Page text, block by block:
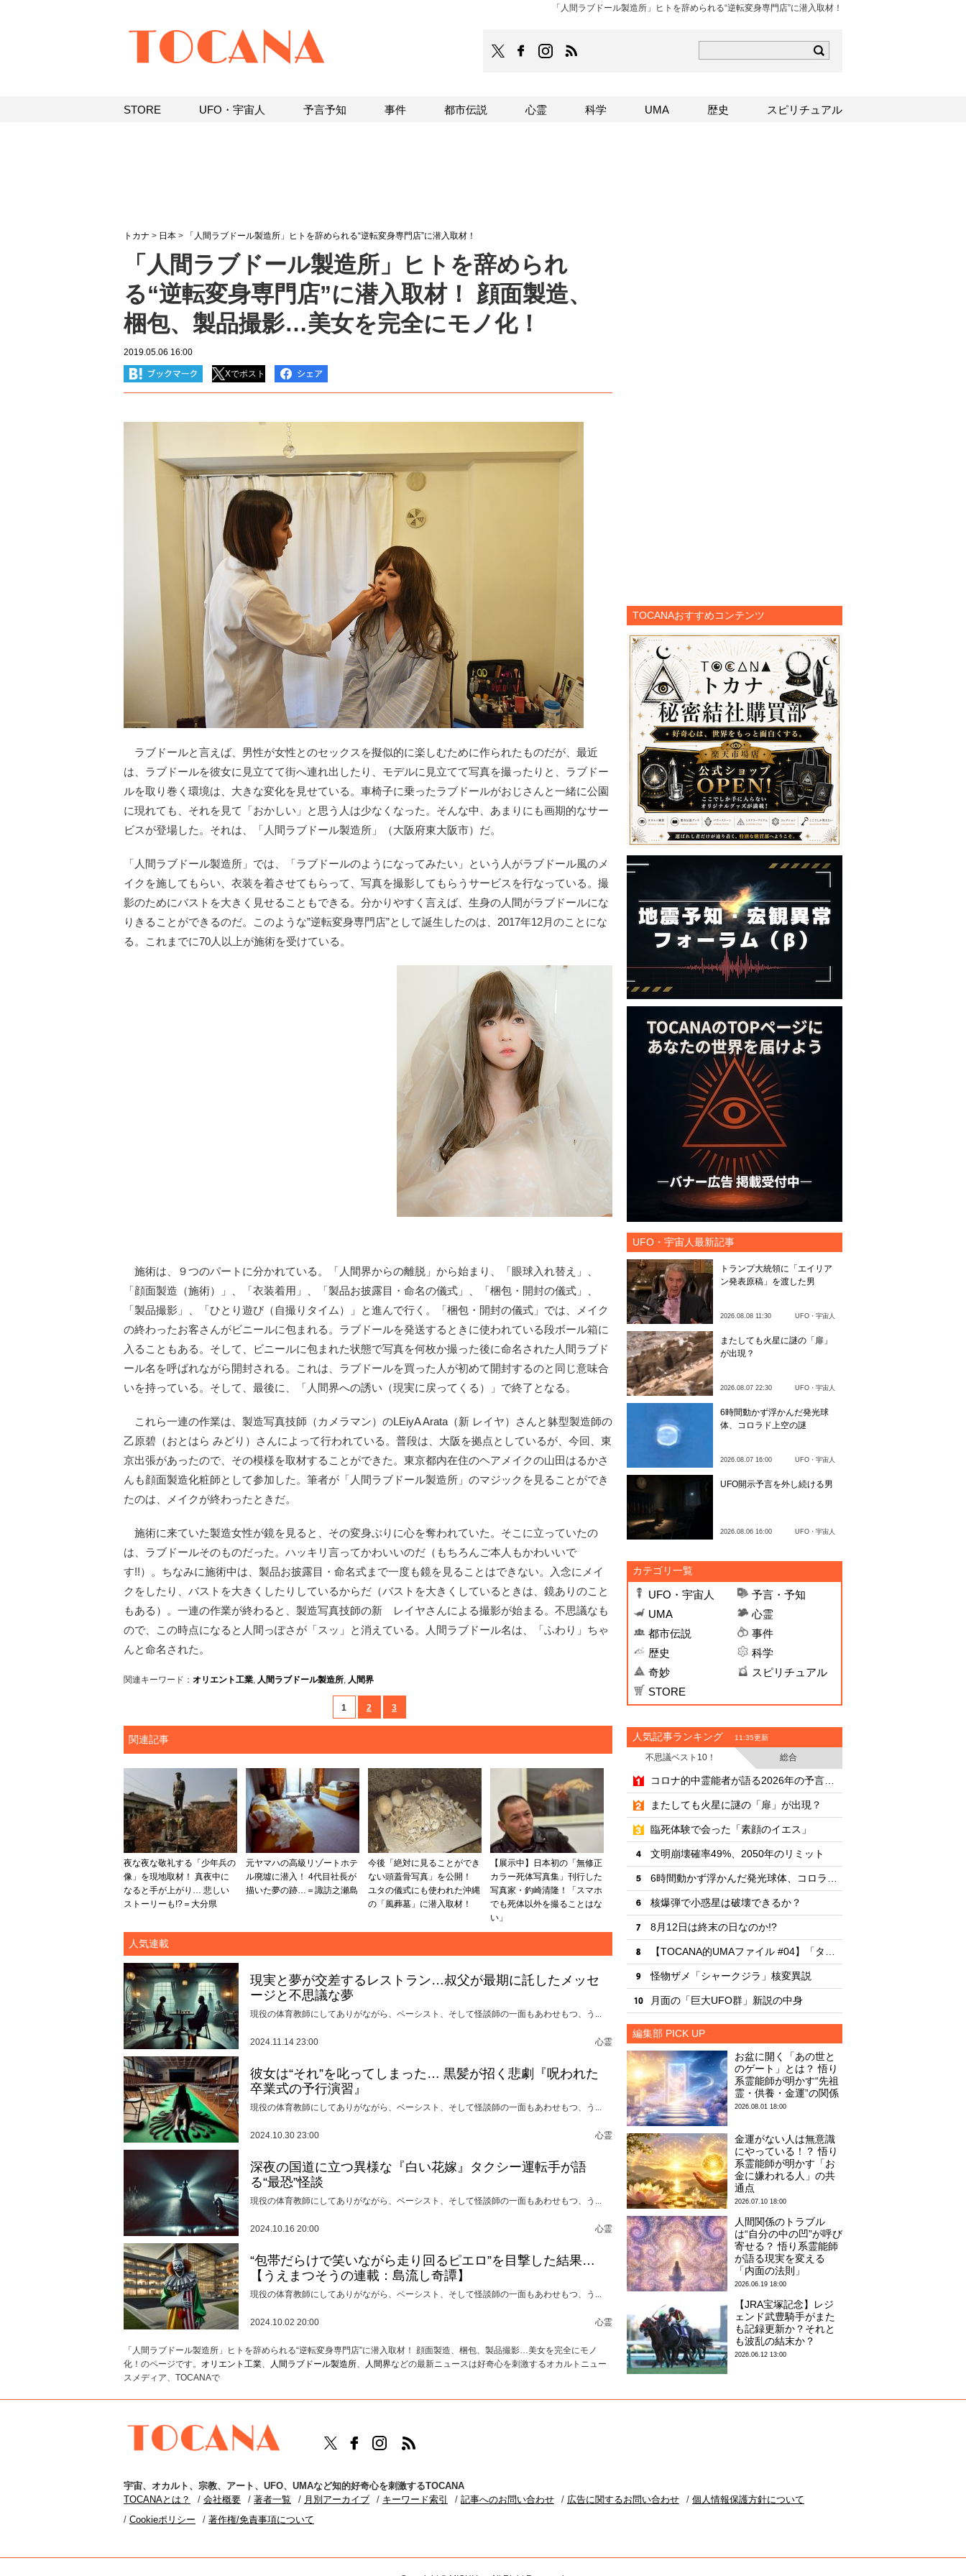
「人間ラブドール製造所」ヒトを辞められる“逆転変身専門店”に潜入取材！
TOCANAのFacebookはこちら
TOCANAのinstagramはこちら
トカナ > 日本 > 「人間ラブドール製造所」ヒトを辞められる“逆転変身専門店”に潜入取材！
「人間ラブドール製造所」ヒトを辞められ
る“逆転変身専門店”に潜入取材！ 顔面製造、
梱包、製品撮影…美女を完全にモノ化！
2019.05.06 16:00
Xでポスト
ラブドールと言えば、男性が女性とのセックスを擬似的に楽しむために作られたものだが、最近
は、ラブドールを彼女に見立てて街へ連れ出したり、モデルに見立てて写真を撮ったりと、ラブドー
ルを取り巻く環境は、大きな変化を見せている。車椅子に乗ったラブドールがおじさんと一緒に公園
に現れても、それを見て「おかしい」と思う人は少なくなった。そんな中、あまりにも画期的なサー
ビスが登場した。それは、「人間ラブドール製造所」（大阪府東大阪市）だ。
「人間ラブドール製造所」では、「ラブドールのようになってみたい」という人がラブドール風のメ
イクを施してもらい、衣装を着させてもらって、写真を撮影してもらうサービスを行なっている。撮
影のためにバストを大きく見せることもできる。分かりやすく言えば、生身の人間がラブドールにな
りきることができるのだ。このような”逆転変身専門店”として誕生したのは、2017年12月のことにな
る。これまでに70人以上が施術を受けている。
施術は、９つのパートに分かれている。「人間界からの離脱」から始まり、「眼球入れ替え」、
「顔面製造（施術）」、「衣装着用」、「製品お披露目・命名の儀式」、「梱包・開封の儀式」、
「製品撮影」、「ひとり遊び（自撮りタイム）」と進んで行く。「梱包・開封の儀式」では、メイク
の終わったお客さんがビニールに包まれる。ラブドールを発送するときに使われている段ボール箱に
入ることもある。そして、ビニールに包まれた状態で写真を何枚か撮った後に命名された人間ラブド
ール名を呼ばれながら開封される。これは、ラブドールを買った人が初めて開封するのと同じ意味合
いを持っている。そして、最後に、「人間界への誘い（現実に戻ってくる）」で終了となる。
これら一連の作業は、製造写真技師（カメラマン）のLEiyA Arata（新 レイヤ）さんと躰型製造師の
乙原碧（おとはら みどり）さんによって行われている。普段は、大阪を拠点としているが、今回、東
京出張があったので、その模様を取材することができた。東京都内在住のヘアメイクの山田はるかさ
んも顔面製造化粧師として参加した。筆者が「人間ラブドール製造所」のマジックを見ることができ
たのは、メイクが終わったときだ。
施術に来ていた製造女性が鏡を見ると、その変身ぶりに心を奪われていた。そこに立っていたの
は、ラブドールそのものだった。ハッキリ言ってかわいいのだ（もちろんご本人もかわいいで
す!!）。ちなみに施術中は、製品お披露目・命名式まで一度も鏡を見ることはできない。入念にメイ
クをしたり、バストを大きくしたりしているからだ（バストを大きくしているときは、鏡ありのこと
もある）。一連の作業が終わると、製造写真技師の新 レイヤさんによる撮影が始まる。不思議なも
ので、この時点になると人間っぽさが「スッ」と消えている。人間ラブドール名は、「ふわり」ちゃ
んと命名された。
関連キーワード： オリエント工業, 人間ラブドール製造所, 人間界
1 2 3
関連記事
夜な夜な敬礼する「少年兵の
像」を現地取材！ 真夜中に
なると手が上がり… 悲しい
ストーリーも!?＝大分県
元ヤマハの高級リゾートホテ
ル廃墟に潜入！ 4代目社長が
描いた夢の跡…＝諏訪之瀬島
今後「絶対に見ることができ
ない頭蓋骨写真」を公開！
ユタの儀式にも使われた沖縄
の「風葬墓」に潜入取材！
【展示中】日本初の「無修正
カラー死体写真集」刊行した
写真家・釣崎清隆！「スマホ
でも死体以外を撮ることはな
い」
人気連載
現実と夢が交差するレストラン…叔父が最期に託したメッセ
ージと不思議な夢
現役の体育教師にしてありがながら、ベーシスト、そして怪談師の一面もあわせもつ、う...
2024.11.14 23:00 心霊
彼女は“それ”を叱ってしまった… 黒髪が招く悲劇『呪われた
卒業式の予行演習』
現役の体育教師にしてありがながら、ベーシスト、そして怪談師の一面もあわせもつ、う...
2024.10.30 23:00 心霊
深夜の国道に立つ異様な『白い花嫁』タクシー運転手が語
る“最恐”怪談
現役の体育教師にしてありがながら、ベーシスト、そして怪談師の一面もあわせもつ、う...
2024.10.16 20:00 心霊
“包帯だらけで笑いながら走り回るピエロ”を目撃した結果…
【うえまつそうの連載：島流し奇譚】
現役の体育教師にしてありがながら、ベーシスト、そして怪談師の一面もあわせもつ、う...
2024.10.02 20:00 心霊
「人間ラブドール製造所」ヒトを辞められる“逆転変身専門店”に潜入取材！ 顔面製造、梱包、製品撮影…美女を完全にモノ
化！のページです。 オリエント工業、 人間ラブドール製造所、 人間界などの最新ニュースは好奇心を刺激するオカルトニュー
スメディア、TOCANAで
TOCANAおすすめコンテンツ
UFO・宇宙人最新記事
トランプ大統領に「エイリア
ン発表原稿」を渡した男
2026.08.08 11:30 UFO・宇宙人
またしても火星に謎の「扉」
が出現？
2026.08.07 22:30 UFO・宇宙人
6時間動かず浮かんだ発光球
体、コロラド上空の謎
2026.08.07 16:00 UFO・宇宙人
UFO開示予言を外し続ける男
2026.08.06 16:00 UFO・宇宙人
カテゴリ一覧
UFO・宇宙人
予言・予知
UMA
心霊
都市伝説
事件
歴史
科学
奇妙
スピリチュアル
STORE
人気記事ランキング 11:35更新
不思議ベスト10！
総合
・
・
またしても火星に謎の「扉」が出現？
・
臨死体験で会った「素顔のイエス」
・
文明崩壊確率49%、2050年のリミット
・
・
核爆弾で小惑星は破壊できるか？
・
8月12日は終末の日なのか!?
・
・
怪物ザメ「シャークジラ」核変異説
・
月面の「巨大UFO群」新説の中身
編集部 PICK UP
お盆に開く「あの世と
のゲート」とは？ 悟り
系霊能師が明かす“先祖
霊・供養・金運”の関係
2026.08.01 18:00
金運がない人は無意識
にやっている！？ 悟り
系霊能師が明かす「お
金に嫌われる人」の共
通点
2026.07.10 18:00
人間関係のトラブル
は“自分の中の凹”が呼び
寄せる？ 悟り系霊能師
が語る現実を変える
「内面の法則」
2026.06.19 18:00
【JRA宝塚記念】レジ
ェンド武豊騎手がまた
も記録更新か？それと
も波乱の結末か？
2026.06.12 13:00
TOCANAのFacebookはこちら
TOCANAのinstagramはこちら
宇宙、 オカルト 、 宗教、 アート 、 UFO、 UMAなど知的好奇心を刺激するTOCANA
TOCANAとは？
会社概要 著者一覧 月別アーカイブ キーワード索引 記事へのお問い合わせ 広告に関するお問い合わせ
個人情報保護方針について
Cookieポリシー
著作権/免責事項について
STORE UFO・宇宙人 予言予知 事件 都市伝説 心霊 科学 UMA 歴史 スピリチュアル